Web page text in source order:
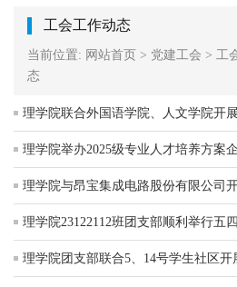
工会工作动态
当前位置: 网站首页 > 党建工会 > 工
态
理学院联合外国语学院、人文学院开
理学院举办2025级专业人才培养方案
理学院23122112班团支部顺利举行五